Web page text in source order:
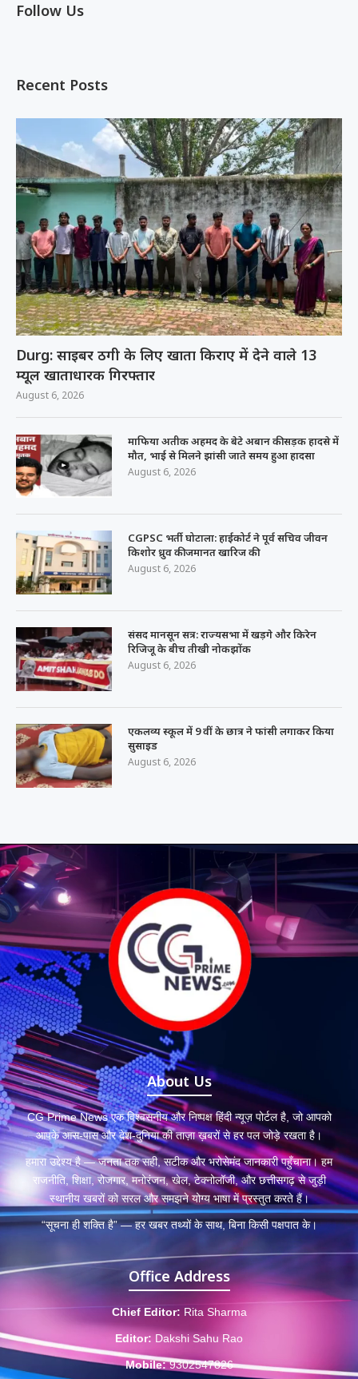
Follow Us
Recent Posts
Durg: साइबर ठगी के लिए खाता किराए में देने वाले 13
म्यूल खाताधारक गिरफ्तार
August 6, 2026
माफिया अतीक अहमद के बेटे अबान की सड़क हादसे में
मौत, भाई से मिलने झांसी जाते समय हुआ हादसा
August 6, 2026
CGPSC भर्ती घोटाला: हाईकोर्ट ने पूर्व सचिव जीवन
किशोर ध्रुव की जमानत खारिज की
August 6, 2026
संसद मानसून सत्र: राज्यसभा में खड़गे और किरेन
रिजिजू के बीच तीखी नोकझोंक
August 6, 2026
एकलव्य स्कूल में 9 वीं के छात्र ने फांसी लगाकर किया
सुसाइड
August 6, 2026
About Us
CG Prime News एक विश्वसनीय और निष्पक्ष हिंदी न्यूज़ पोर्टल है, जो आपको
आपके आस-पास और देश-दुनिया की ताज़ा ख़बरों से हर पल जोड़े रखता है।
हमारा उद्देश्य है — जनता तक सही, सटीक और भरोसेमंद जानकारी पहुँचाना। हम
राजनीति, शिक्षा, रोजगार, मनोरंजन, खेल, टेक्नोलॉजी, और छत्तीसगढ़ से जुड़ी
स्थानीय खबरों को सरल और समझने योग्य भाषा में प्रस्तुत करते हैं।
“सूचना ही शक्ति है” — हर खबर तथ्यों के साथ, बिना किसी पक्षपात के।
Office Address
Chief Editor: Rita Sharma
Editor: Dakshi Sahu Rao
Mobile: 9302547826